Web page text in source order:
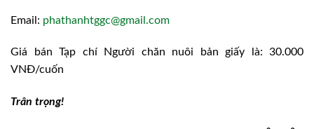
Email: phathanhtggc@gmail.com
Giá bán Tạp chí Người chăn nuôi bản giấy là: 30.000
VNĐ/cuốn
Trân trọng!